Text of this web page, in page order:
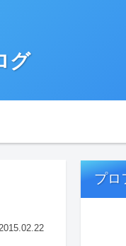
グ
2015.02.22
プロ